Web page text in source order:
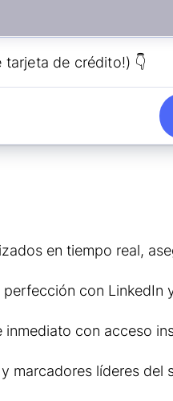
de crédito!) 👇
en tiempo real,
perfección con LinkedIn
inmediato con acceso
marcadores líderes del